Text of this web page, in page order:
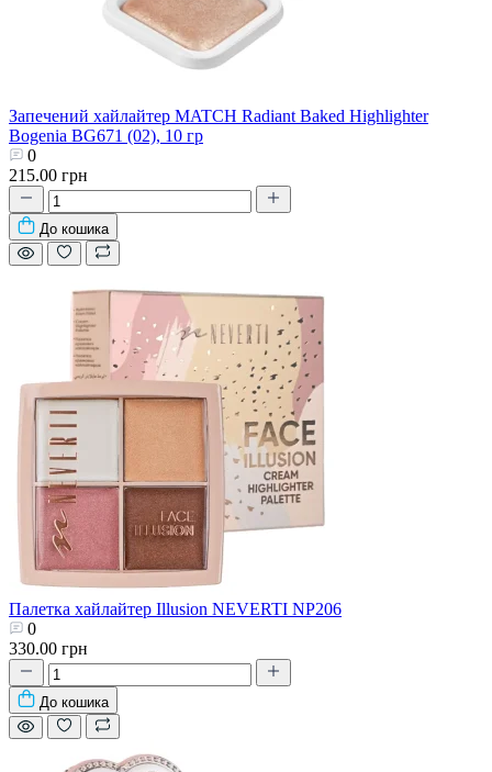
Запечений хайлайтер MATCH Radiant Baked Highlighter
Bogenia BG671 (02), 10 гр
0
215.00 грн
До кошика
Палетка хайлайтер Illusion NEVERTI NP206
0
330.00 грн
До кошика